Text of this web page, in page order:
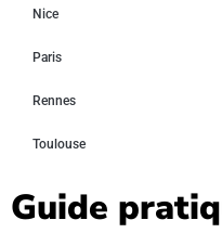
Nice
Paris
Rennes
Toulouse
Guide